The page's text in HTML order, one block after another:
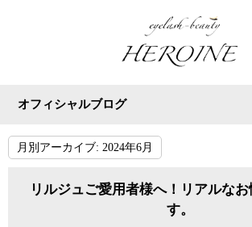
オフィシャルブログ
月別アーカイブ: 2024年6月
リルジュご愛用者様へ！リアルな
す。